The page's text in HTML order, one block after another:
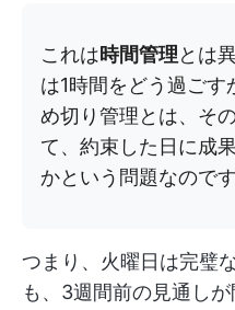
これは時間管理とは
は1時間をどう過ご
め切り管理とは、そ
て、約束した日に成
かという問題なのです
つまり、火曜日は完璧
も、3週間前の見通し